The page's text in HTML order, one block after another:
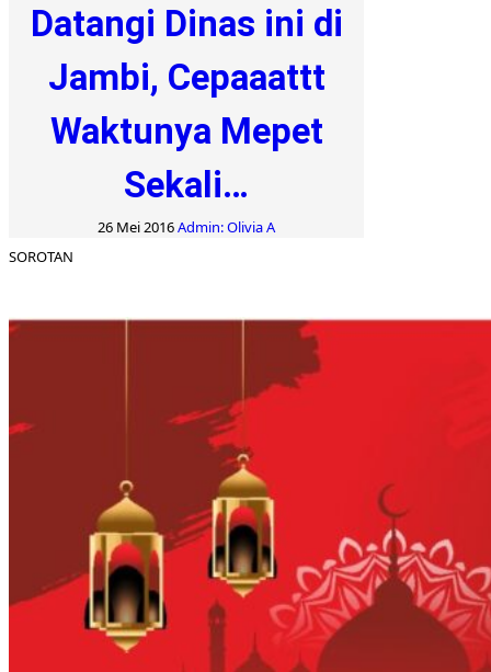
Datangi Dinas ini di
Jambi, Cepaaattt
Waktunya Mepet
Sekali…
26 Mei 2016Admin: Olivia A
SOROTAN